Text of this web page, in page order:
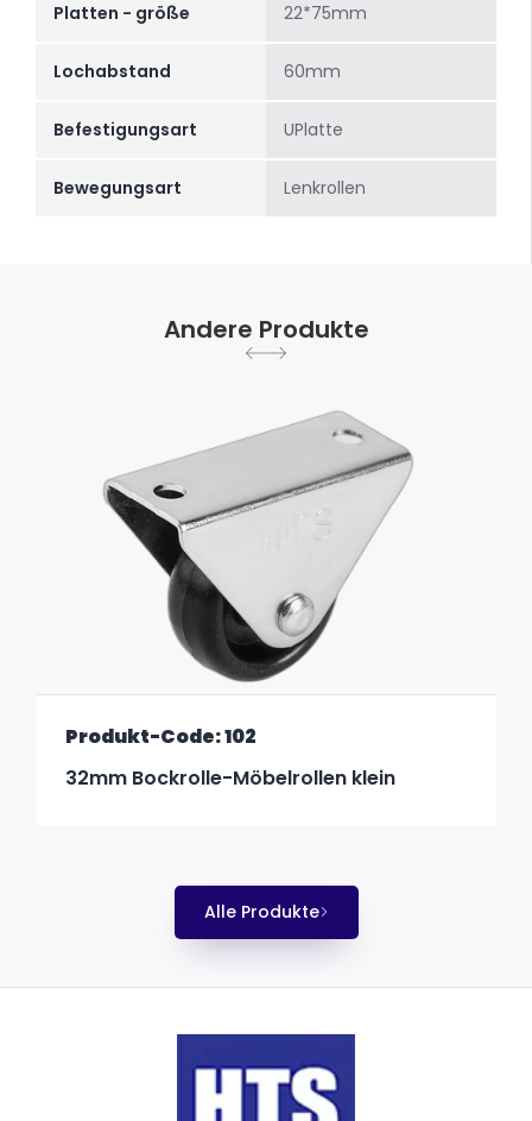
Platten - größe 22*75mm
Lochabstand 60mm
Befestigungsart UPlatte
Bewegungsart Lenkrollen
Andere Produkte
Produkt-Code: 102
32mm Bockrolle-Möbelrollen klein
Alle Produkte